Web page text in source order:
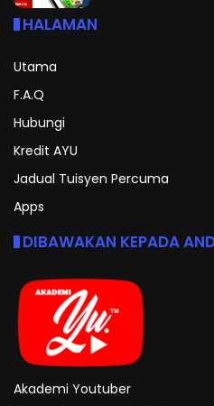
HALAMAN
Utama
F.A.Q
Hubungi
Kredit AYU
Jadual Tuisyen Percuma
Apps
DIBAWAKAN KEPADA
Akademi Youtuber